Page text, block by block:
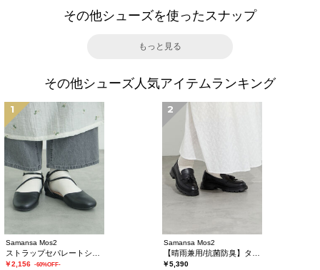
その他シューズを使ったスナップ
もっと見る
その他シューズ人気アイテムランキング
1
Samansa Mos2
￥2,156 -60%OFF-
2
Samansa Mos2
￥5,390